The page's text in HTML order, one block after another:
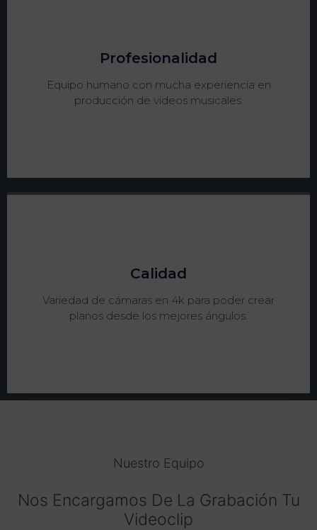
Profesionalidad
Equipo humano con mucha experiencia en
producción de videos musicales.
Calidad
Variedad de cámaras en 4k para poder crear
planos desde los mejores ángulos.
Nuestro Equipo
Nos Encargamos De La Grabación Tu
Videoclip